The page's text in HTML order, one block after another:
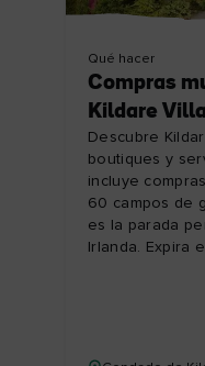
Qué hacer
Compras
Kildare
Descubre
boutiques y
incluye
60 campos de
es la parada
Irlanda. Expira